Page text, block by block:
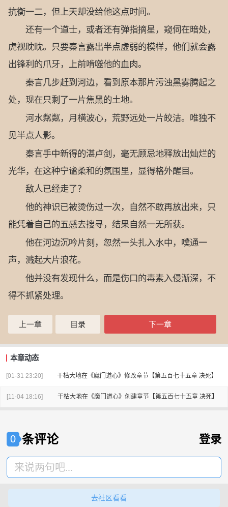
抗衡一二，但上天却没给他这点时间。
还有一个道士，或者还有弹指摘星，窥伺在暗处，
虎视眈眈。只要秦言露出半点虚弱的模样，他们就会露
出锋利的爪牙，上前啃噬他的血肉。
秦言几步赶到河边，看到原本那片污浊黑雾腾起之
处，现在只剩了一片焦黑的土地。
河水粼粼，月横波心，荒野远处一片皎洁。唯独不
见半点人影。
秦言手中新得的湛卢剑，毫无顾忌地释放出灿烂的
光华，在这种宁谧柔和的氛围里，显得格外醒目。
敌人已经走了？
他的神识已被烫伤过一次，自然不敢再放出来，只
能凭着自己的五感去搜寻，结果自然一无所获。
他在河边沉吟片刻，忽然一头扎入水中，噗通一
声，溅起大片浪花。
他并没有发现什么，而是伤口的毒素入侵渐深，不
得不抓紧处理。
上一章 目录 下一章
本章动态
[01-31 23:20] 干枯大地在 《魔门道心》 修改章节 【第五百七十五章 决死】
[11-04 18:16] 干枯大地在 《魔门道心》 创建章节 【第五百七十五章 决死】
0 条评论 登录
来说两句吧...
去社区看看